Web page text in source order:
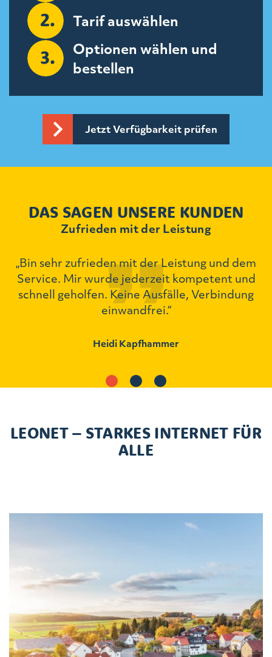
Tarif auswählen
Optionen wählen und
bestellen
Jetzt Verfügbarkeit prüfen
DAS SAGEN UNSERE KUNDEN
Zufrieden mit der Leistung
„Bin sehr zufrieden mit der Leistung und dem
Service. Mir wurde jederzeit kompetent und
schnell geholfen. Keine Ausfälle, Verbindung
einwandfrei.“
Heidi Kapfhammer
LEONET – STARKES INTERNET FÜR
ALLE